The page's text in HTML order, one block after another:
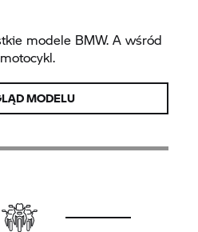
modele BMW. A wśród
MODELU